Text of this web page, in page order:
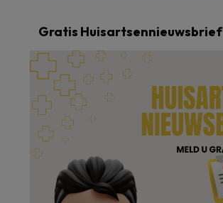
Gratis Huisartsennieuwsbrief